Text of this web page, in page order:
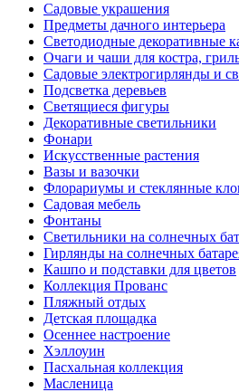
Садовые украшения
Предметы дачного интерьера
Светодиодные декоративные
Очаги и чаши для костра,
Садовые электрогирлянды и
Подсветка деревьев
Светящиеся фигуры
Декоративные светильники
Фонари
Искусственные растения
Вазы и вазочки
Флорариумы и стеклянные
Садовая мебель
Фонтаны
Светильники на солнечных
Гирлянды на солнечных
Кашпо и подставки для цветов
Коллекция Прованс
Пляжный отдых
Детская площадка
Осеннее настроение
Хэллоуин
Пасхальная коллекция
Масленица